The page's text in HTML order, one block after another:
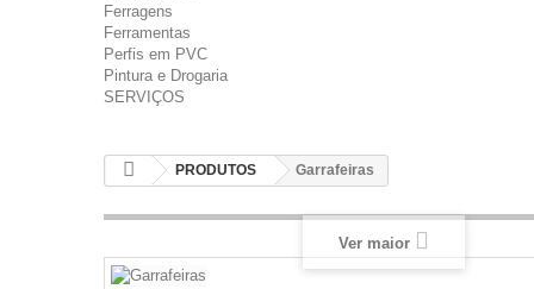
Ferragens
Ferramentas
Perfis em PVC
Pintura e Drogaria
SERVIÇOS
PRODUTOS Garrafeiras
Ver maior